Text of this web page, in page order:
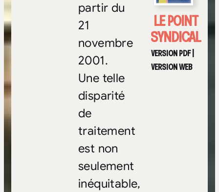
LE POINT
SYNDICAL
VERSION PDF|
VERSION WEB
partir du
21
novembre
2001.
Une telle
disparité
de
traitement
est non
seulement
inéquitable,